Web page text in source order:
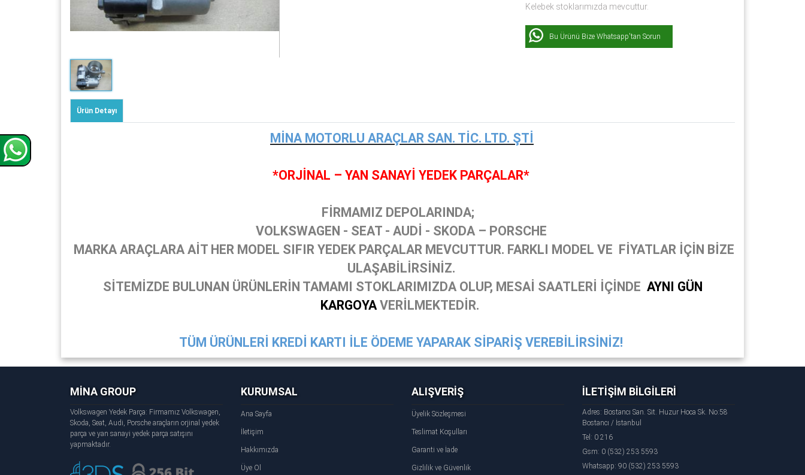
Kelebek stoklarımızda mevcuttur.
Bu Ürünü Bize Whatsapp'tan Sorun
Ürün Detayı
MİNA MOTORLU ARAÇLAR SAN. TİC. LTD. ŞTİ
*ORJİNAL – YAN SANAYİ YEDEK PARÇALAR*
FİRMAMIZ DEPOLARINDA;
VOLKSWAGEN - SEAT - AUDİ - SKODA – PORSCHE
MARKA ARAÇLARA AİT HER MODEL SIFIR YEDEK PARÇALAR MEVCUTTUR. FARKLI MODEL VE FİYATLAR İÇİN BİZE
ULAŞABİLİRSİNİZ.
SİTEMİZDE BULUNAN ÜRÜNLERİN TAMAMI STOKLARIMIZDA OLUP, MESAİ SAATLERİ İÇİNDE AYNI GÜN
KARGOYA VERİLMEKTEDİR.
TÜM ÜRÜNLERİ KREDİ KARTI İLE ÖDEME YAPARAK SİPARİŞ VEREBİLİRSİNİZ!
MİNA GROUP
Volkswagen Yedek Parça: Firmamız Volkswagen,
Skoda, Seat, Audi, Porsche araçların orjinal yedek
parça ve yan sanayi yedek parça satışını
yapmaktadır.
KURUMSAL
Ana Sayfa
İletişim
Hakkımızda
Üye Ol
ALIŞVERİŞ
Üyelik Sözleşmesi
Teslimat Koşulları
Garanti ve İade
Gizlilik ve Güvenlik
İLETİŞİM BİLGİLERİ
Adres: Bostancı San. Sit. Huzur Hoca Sk. No:58
Bostancı / İstanbul
Tel: 0 216
Gsm: 0 (532) 253 5593
Whatsapp: 90 (532) 253 5593